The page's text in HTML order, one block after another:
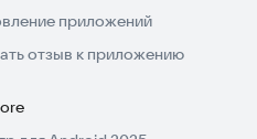
приложений
отзыв к приложению